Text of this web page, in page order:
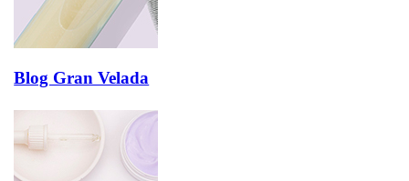
Blog Gran Velada